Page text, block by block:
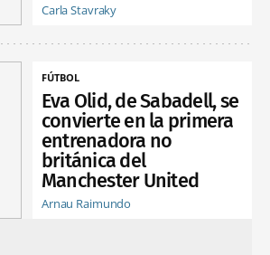
Carla Stavraky
FÚTBOL
Eva Olid, de Sabadell, se
convierte en la primera
entrenadora no
británica del
Manchester United
Arnau Raimundo